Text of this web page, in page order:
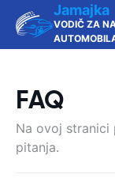
Jamajka
VODIČ ZA
FAQ
Na ovoj stranici
pitanja.